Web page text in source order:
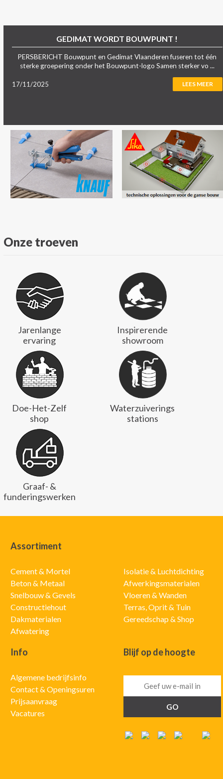
GEDIMAT WORDT BOUWPUNT !
PERSBERICHT Bouwpunt en Gedimat Vlaanderen fuseren tot één
sterke groepering onder het Bouwpunt-logo Samen sterker vo ...
17/11/2025 LEES MEER
Onze troeven
Jarenlange
ervaring
Inspirerende
showroom
Doe-Het-Zelf
shop
Waterzuiverings
stations
Graaf- &
funderingswerken
Assortiment
Cement & Mortel
Beton & Metaal
Snelbouw & Gevels
Constructiehout
Dakmaterialen
Afwatering
Isolatie & Luchtdichting
Afwerkingsmaterialen
Vloeren & Wanden
Terras, Oprit & Tuin
Gereedschap & Shop
Info
Algemene bedrijfsinfo
Contact & Openingsuren
Prijsaanvraag
Vacatures
Blijf op de hoogte